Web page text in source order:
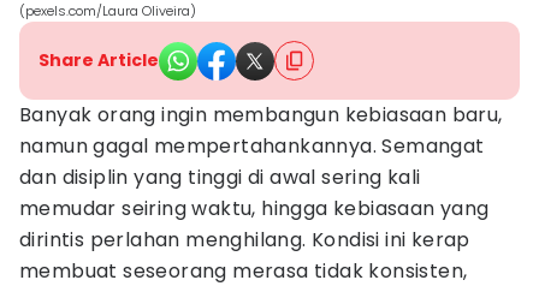
(pexels.com/Laura Oliveira)
Share Article
Banyak orang ingin membangun kebiasaan baru,
namun gagal mempertahankannya. Semangat
dan disiplin yang tinggi di awal sering kali
memudar seiring waktu, hingga kebiasaan yang
dirintis perlahan menghilang. Kondisi ini kerap
membuat seseorang merasa tidak konsisten,